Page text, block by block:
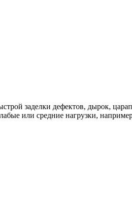
заделки дефектов, дырок,
или средние нагрузки,